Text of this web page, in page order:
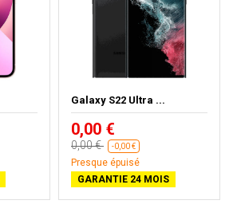
Galaxy S22 Ultra ...
0,00 €
0,00 € -0,00 €
Presque épuisé
GARANTIE 24 MOIS